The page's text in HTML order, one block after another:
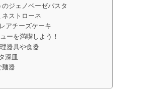
のジェノベーゼパスタ
ネストローネ
アチーズケーキ
ーを満喫しよう！
器具や食器
深皿
麺器